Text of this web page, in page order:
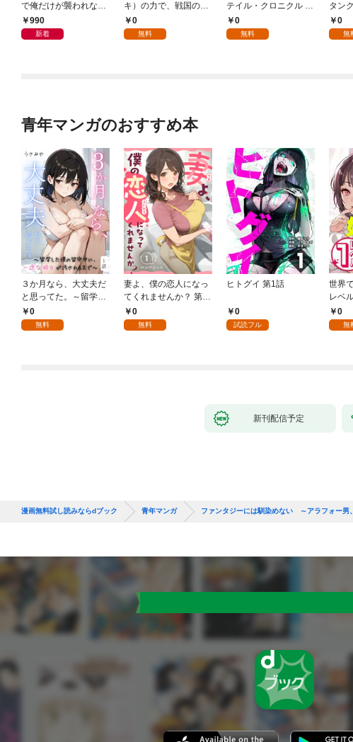
で俺だけが襲われない
時子 IF STORY 1
990
新着
キ）の力で、戦国の世
を駆け抜ける。 第1話
0
無料
テイル・クロニクル ～
空気読まない異世界ラ
イフ～ 第1話
0
無料
タン
第1話
0
無
青年マンガのおすすめ本
３か月なら、大丈夫だ
と思ってた。～留学し
た僕の留守中に、一途
な彼女が汚されるまで
0
無料
妻よ、僕の恋人になっ
てくれませんか？ 第1
話0
無料
ヒトグイ 第1話
0
試読フル
世界
レベ
0
無
新刊配信予定
漫画無料試し読みならdブック 青年マンガ ファンタジーには馴染めない ～アラフォー男